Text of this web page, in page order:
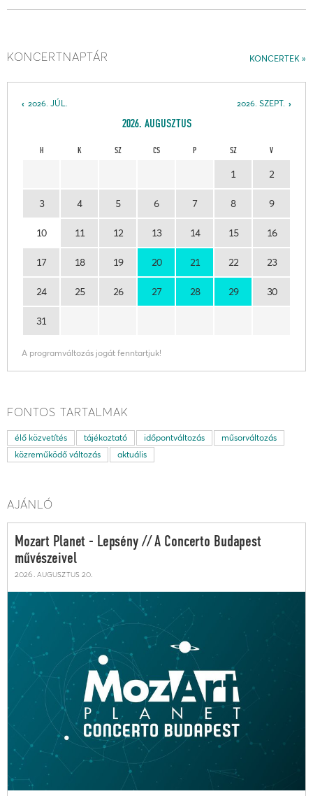
KONCERTEK
KONCERTNAPTÁR
2026. SZEPT.
2026. JÚL.
2026. AUGUSZTUS
H K SZ CS P SZ V
1 2
3 4 5 6 7 8 9
10 11 12 13 14 15 16
17 18 19 20 21 22 23
24 25 26 27 28 29 30
31
A programváltozás jogát fenntartjuk!
FONTOS TARTALMAK
élő közvetítés tájékoztató időpontváltozás
műsorváltozás
közreműködő változás
aktuális
AJÁNLÓ
Mozart Planet - Lepsény // A Concerto Budapest
művészeivel
2026. augusztus 20.